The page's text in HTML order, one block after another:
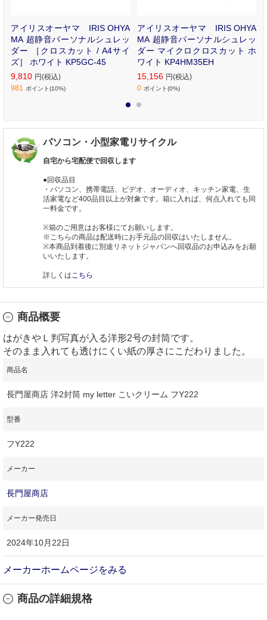
アイリスオーヤマ IRIS OHYA
MA 超静音パーソナルシュレッ
ダー ［クロスカット / A4サイ
ズ］ ホワイト KP5GC-45
9,810 円(税込)
981
ポイント(10%)
アイリスオーヤマ IRIS OHYA
MA 超静音パーソナルシュレッ
ダー マイクロクロスカット ホ
ワイト KP4HM35EH
15,156 円(税込)
0 ポイント(0%)
パソコン・小型家電リサイクル
自宅から宅配便で回収します
●回収品目
・パソコン、携帯電話、ビデオ、オーディオ、キッチン家電、生
活家電など400品目以上が対象です。箱に入れば、何点入れても同
一料金です。
※箱のご用意はお客様にてお願いします。
※こちらの商品は配送時にお手元品の回収はいたしません。
※本商品到着後に別途リネットジャパンへ回収品のお申込みをお願
いいたします。
詳しくは こちら
商品概要
はがきやＬ判写真が入る洋形2号の封筒です。
そのまま入れても透けにくい紙の厚さにこだわりました。
商品名
長門屋商店 洋2封筒 my letter こいクリーム フY222
型番
フY222
メーカー
長門屋商店
メーカー発売日
2024年10月22日
メーカーホームページをみる
商品の詳細規格